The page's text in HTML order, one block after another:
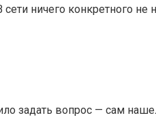
ничего конкретного
вопрос — сам